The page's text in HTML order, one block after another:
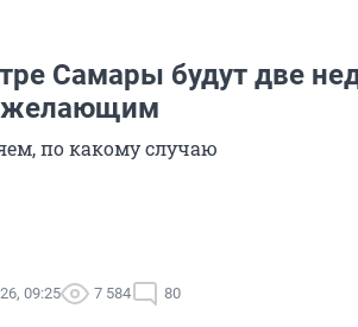
Самары будут две
желающим
по какому случаю
09:25 7 584 80